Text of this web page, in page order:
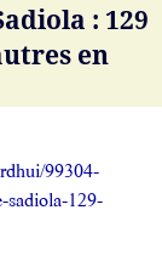
: 129
en
99304-
129-